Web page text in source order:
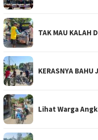
TAK MAU KALAH
KERASNYA
Lihat Warga